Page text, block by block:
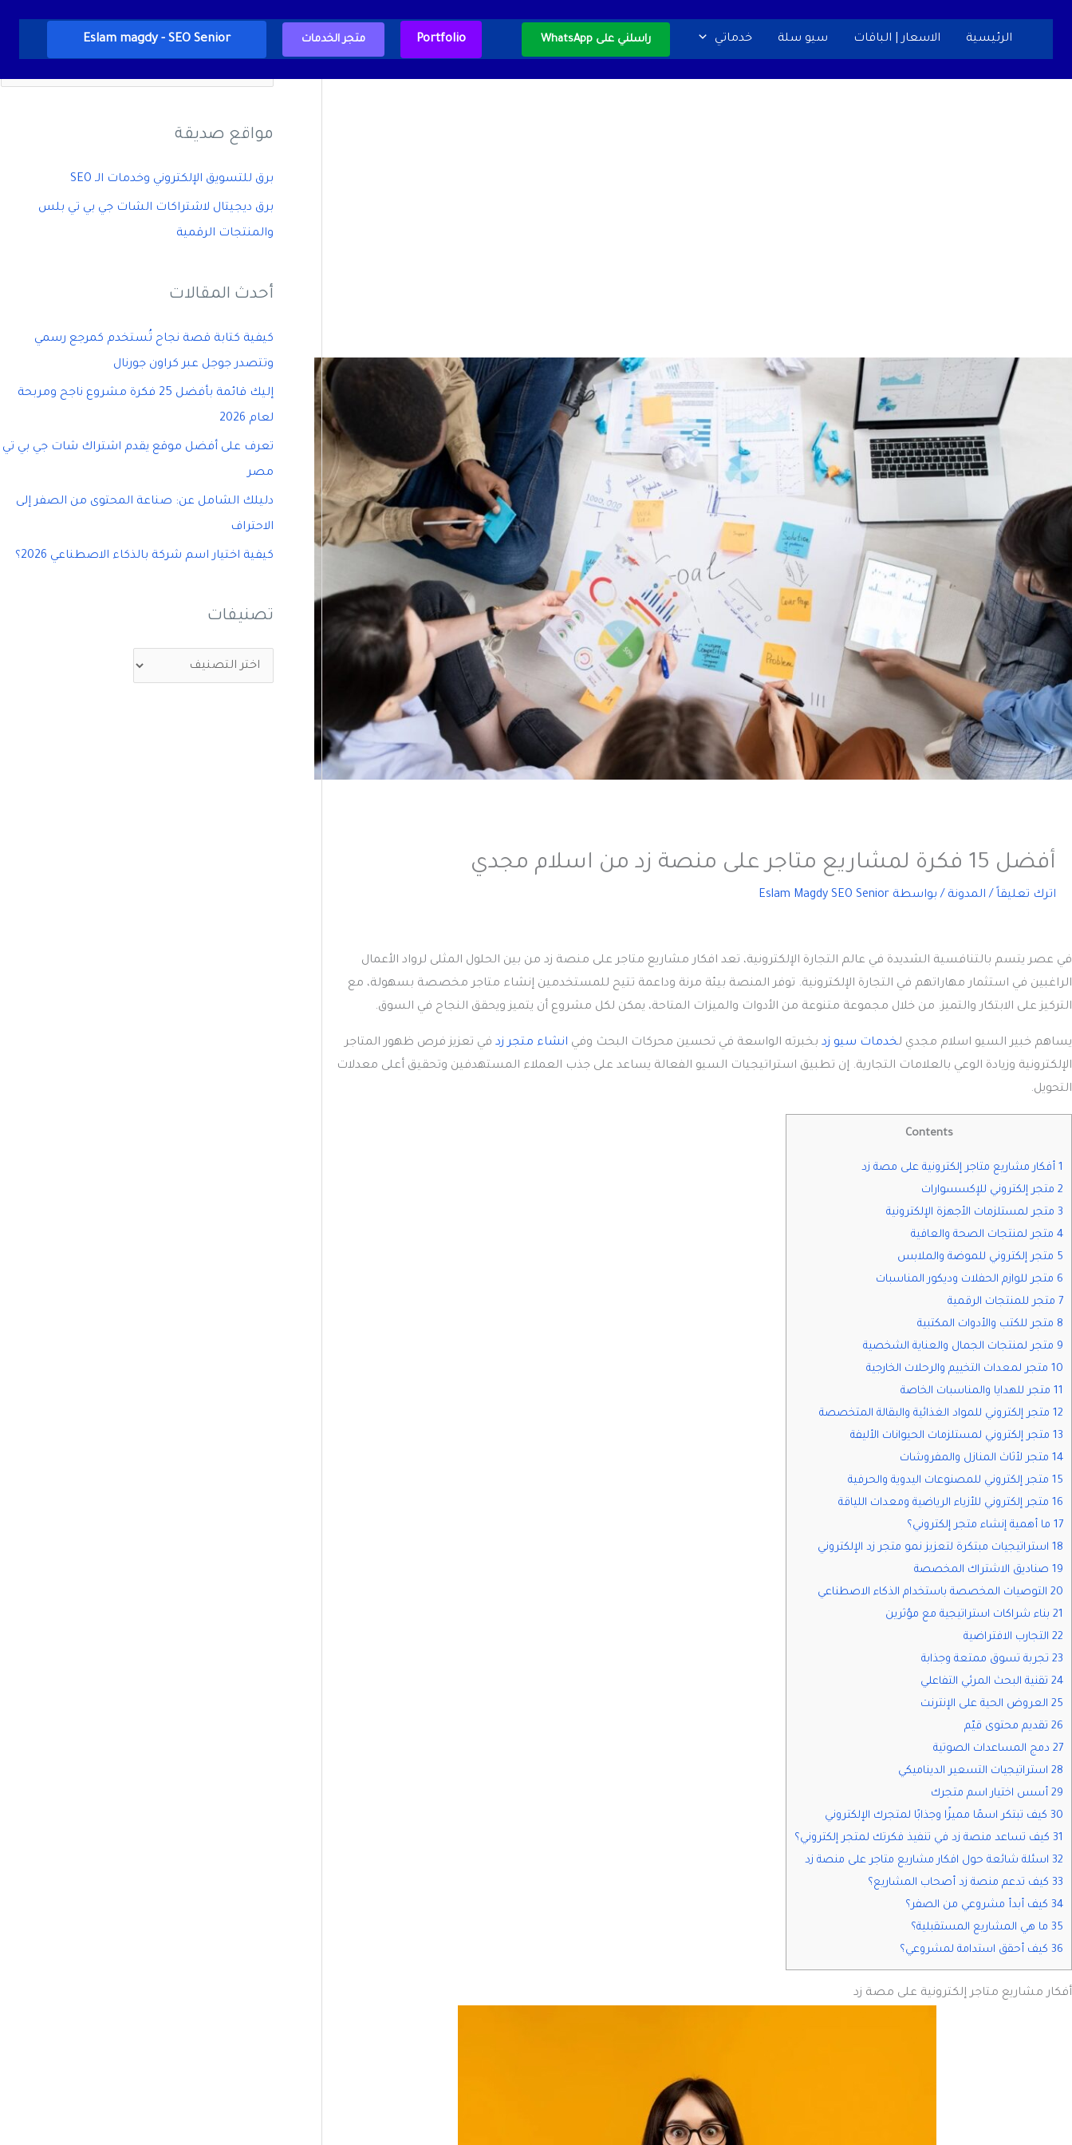
المحتوى
الرئيسية الاسعار | الباقات سيو سلة خدماتي راسلني على WhatsApp Portfolio متجر الخدمات Eslam magdy - SEO Senior
أفضل 15 فكرة لمشاريع متاجر على منصة زد من اسلام مجدي
اترك تعليقاً / المدونة / بواسطة Eslam Magdy SEO Senior
في عصر يتسم بالتنافسية الشديدة في عالم التجارة الإلكترونية، تعد افكار مشاريع متاجر على منصة زد من بين الحلول المثلى لرواد الأعمال
الراغبين في استثمار مهاراتهم في التجارة الإلكترونية. توفر المنصة بيئة مرنة وداعمة تتيح للمستخدمين إنشاء متاجر مخصصة بسهولة، مع
التركيز على الابتكار والتميز. من خلال مجموعة متنوعة من الأدوات والميزات المتاحة، يمكن لكل مشروع أن يتميز ويحقق النجاح في السوق.
يساهم خبير السيو اسلام مجدي لخدمات سيو زد بخبرته الواسعة في تحسين محركات البحث وفي انشاء متجر زد في تعزيز فرص ظهور المتاجر
الإلكترونية وزيادة الوعي بالعلامات التجارية. إن تطبيق استراتيجيات السيو الفعالة يساعد على جذب العملاء المستهدفين وتحقيق أعلى معدلات
التحويل.
Contents
1 أفكار مشاريع متاجر إلكترونية على مصة زد
2 متجر إلكتروني للإكسسوارات
3 متجر لمستلزمات الأجهزة الإلكترونية
4 متجر لمنتجات الصحة والعافية
5 متجر إلكتروني للموضة والملابس
6 متجر للوازم الحفلات وديكور المناسبات
7 متجر للمنتجات الرقمية
8 متجر للكتب والأدوات المكتبية
9 متجر لمنتجات الجمال والعناية الشخصية
10 متجر لمعدات التخييم والرحلات الخارجية
11 متجر للهدايا والمناسبات الخاصة
12 متجر إلكتروني للمواد الغذائية والبقالة المتخصصة
13 متجر إلكتروني لمستلزمات الحيوانات الأليفة
14 متجر لأثاث المنازل والمفروشات
15 متجر إلكتروني للمصنوعات اليدوية والحرفية
16 متجر إلكتروني للأزياء الرياضية ومعدات اللياقة
17 ما أهمية إنشاء متجر إلكتروني؟
18 استراتيجيات مبتكرة لتعزيز نمو متجر زد الإلكتروني
19 صناديق الاشتراك المخصصة
20 التوصيات المخصصة باستخدام الذكاء الاصطناعي
21 بناء شراكات استراتيجية مع مؤثرين
22 التجارب الافتراضية
23 تجربة تسوق ممتعة وجذابة
24 تقنية البحث المرئي التفاعلي
25 العروض الحية على الإنترنت
26 تقديم محتوى قيّم
27 دمج المساعدات الصوتية
28 استراتيجيات التسعير الديناميكي
29 أسس اختيار اسم متجرك
30 كيف تبتكر اسمًا مميزًا وجذابًا لمتجرك الإلكتروني
31 كيف تساعد منصة زد في تنفيذ فكرتك لمتجر إلكتروني؟
32 اسئلة شائعة حول افكار مشاريع متاجر على منصة زد
33 كيف تدعم منصة زد أصحاب المشاريع؟
34 كيف أبدأ مشروعي من الصفر؟
35 ما هي المشاريع المستقبلية؟
36 كيف أحقق استدامة لمشروعي؟
أفكار مشاريع متاجر إلكترونية على مصة زد
ا
ل
ح
ن
:
مواقع صديقة
برق للتسويق الإلكتروني وخدمات الـ SEO
برق ديجيتال لاشتراكات الشات جي بي تي بلس
والمنتجات الرقمية
أحدث المقالات
كيفية كتابة قصة نجاح تُستخدم كمرجع رسمي
وتتصدر جوجل عبر كراون جورنال
إليك قائمة بأفضل 25 فكرة مشروع ناجح ومربحة
لعام 2026
تعرف على أفضل موقع يقدم اشتراك شات جي بي تي
مصر
دليلك الشامل عن: صناعة المحتوى من الصفر إلى
الاحتراف
كيفية اختيار اسم شركة بالذكاء الاصطناعي 2026؟
تصنيفات
ص